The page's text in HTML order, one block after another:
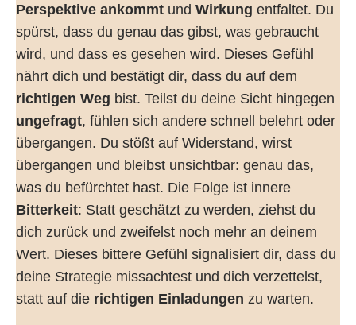
Perspektive ankommt und Wirkung entfaltet. Du
spürst, dass du genau das gibst, was gebraucht
wird, und dass es gesehen wird. Dieses Gefühl
nährt dich und bestätigt dir, dass du auf dem
richtigen Weg bist. Teilst du deine Sicht hingegen
ungefragt, fühlen sich andere schnell belehrt oder
übergangen. Du stößt auf Widerstand, wirst
übergangen und bleibst unsichtbar: genau das,
was du befürchtet hast. Die Folge ist innere
Bitterkeit: Statt geschätzt zu werden, ziehst du
dich zurück und zweifelst noch mehr an deinem
Wert. Dieses bittere Gefühl signalisiert dir, dass du
deine Strategie missachtest und dich verzettelst,
statt auf die richtigen Einladungen zu warten.